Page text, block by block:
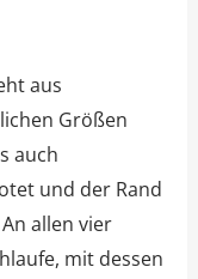
aus
Größen
auch
und der Rand
allen vier
mit dessen